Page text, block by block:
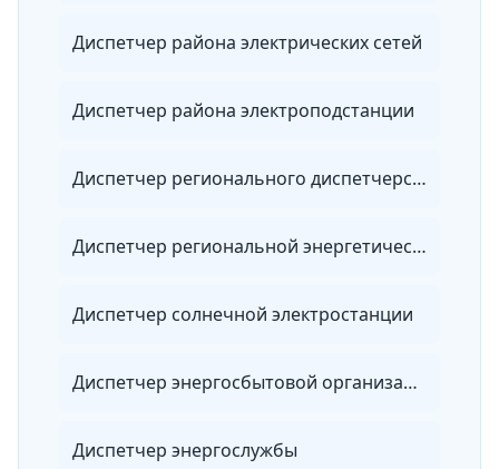
Диспетчер района электрических сетей
Диспетчер района электроподстанции
Диспетчер регионального диспетчерского управления
Диспетчер региональной энергетической системы
Диспетчер солнечной электростанции
Диспетчер энергосбытовой организации
Диспетчер энергослужбы